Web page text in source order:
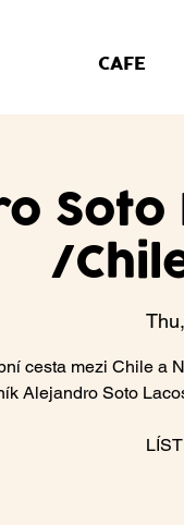
CAFE
Soto
/
cesta mezi Chile a
Alejandro Soto